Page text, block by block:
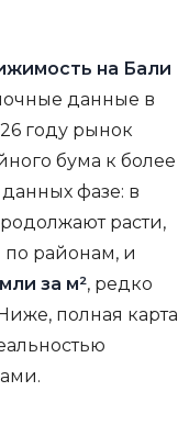
на Бали
данные в
году рынок
бума к более
фазе: в
расти,
по районам, и
за м², редко
полная карта